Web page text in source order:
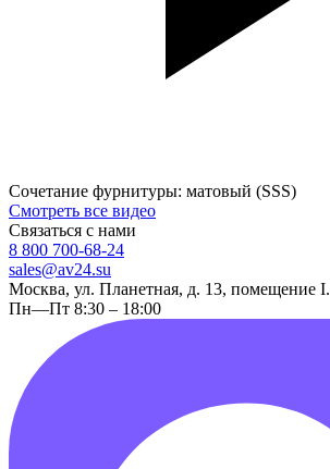
Сочетание фурнитуры: матовый (SSS)
Смотреть все видео
Связаться с нами
8 800 700-68-24
sales@av24.su
Москва, ул. Планетная, д. 13, помещение I.
Пн—Пт 8:30 – 18:00